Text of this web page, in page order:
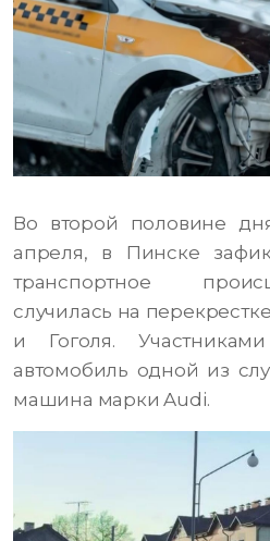
Во второй половине
апреля, в Пинске
транспортное
случилась на
и Гоголя.
автомобиль одной из
машина марки Audi.